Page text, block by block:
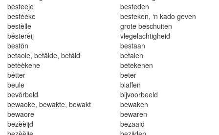
besteeje
besteden
bestèèke besteken, ‘n kado geven
bestèlle
grote beschuiten
bésterèij
vlegelachtigheid
bestön
bestaan
betaole, betâlde, betâld betalen
betèèkene
betekenen
bétter
beter
beule blaffen
bevörbeld
bijvoorbeeld
bewaoke, bewakte, bewakt bewaken
bewaore
bewaren
bezèèijd
bezaaid